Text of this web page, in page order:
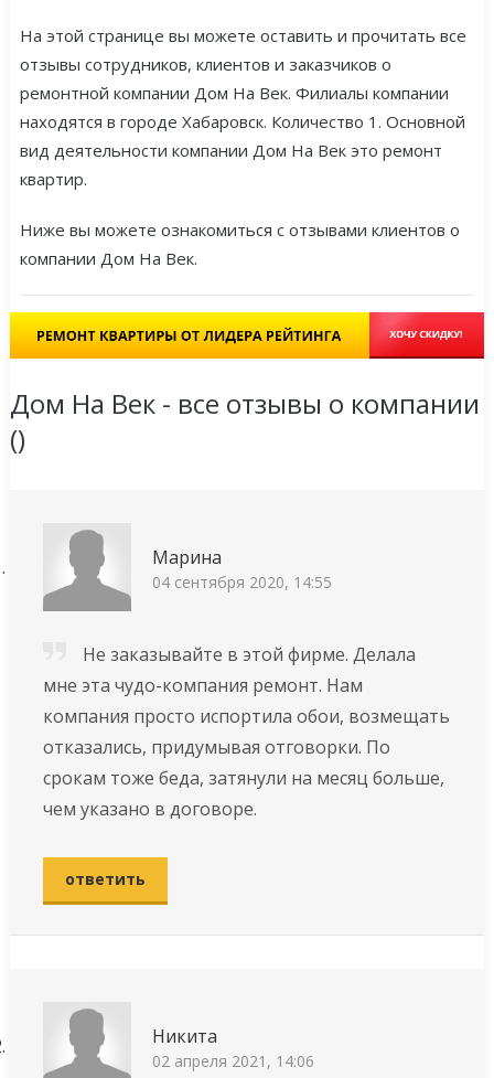
На этой странице вы можете оставить и прочитать все
отзывы сотрудников, клиентов и заказчиков о
ремонтной компании Дом На Век. Филиалы компании
находятся в городе Хабаровск. Количество 1. Основной
вид деятельности компании Дом На Век это ремонт
квартир.
Ниже вы можете ознакомиться с отзывами клиентов о
компании Дом На Век.
Дом На Век - все отзывы о компании
()
Марина
04 сентября 2020, 14:55
Не заказывайте в этой фирме. Делала
мне эта чудо-компания ремонт. Нам
компания просто испортила обои, возмещать
отказались, придумывая отговорки. По
срокам тоже беда, затянули на месяц больше,
чем указано в договоре.
ответить
Никита
02 апреля 2021, 14:06